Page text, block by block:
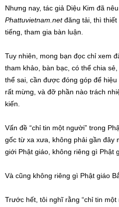
Nhưng nay, tác giả Diệu Kim đã
Phattuvietnam.netđăng tải, thì thiết
tiếng, tham gia bàn luận.
Tuy nhiên, mong bạn đọc chỉ xem
tham khảo, bàn bạc, có thể chia
thể sai, cần được đóng góp để
rất mừng, và đỡ phần nào trách
kiến.
Vấn đề “chỉ tin một người” trong
gốc từ xa xưa, không phải gần đây
giới Phật giáo, không riêng gì Phật
Và cũng không riêng gì Phật giáo
Trước hết, tôi nghĩ rằng “chỉ tin